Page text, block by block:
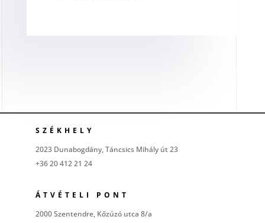
SZÉKHELY
2023 Dunabogdány, Táncsics Mihály út 23
+36 20 412 21 24
ÁTVÉTELI PONT
2000 Szentendre, Kőzúzó utca 8/a